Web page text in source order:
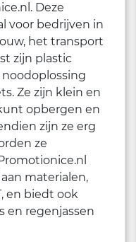
Deze
voor bedrijven in
het transport
zijn plastic
Ze zijn klein en
opbergen en
zijn ze erg
ze
materialen,
en biedt ook
en regenjassen